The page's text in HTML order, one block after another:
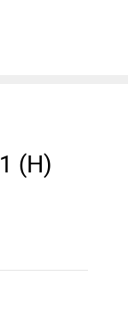
(H)